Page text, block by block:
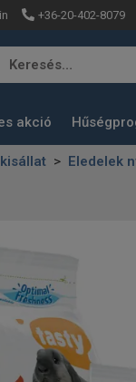
+36-20-402-8079
Keresés…
akció
Eledelek